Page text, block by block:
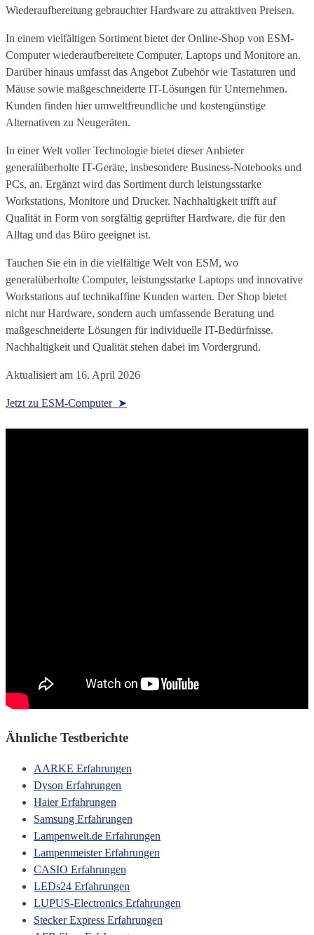
Wiederaufbereitung gebrauchter Hardware zu attraktiven Preisen.
In einem vielfältigen Sortiment bietet der Online-Shop von ESM-
Computer wiederaufbereitete Computer, Laptops und Monitore an.
Darüber hinaus umfasst das Angebot Zubehör wie Tastaturen und
Mäuse sowie maßgeschneiderte IT-Lösungen für Unternehmen.
Kunden finden hier umweltfreundliche und kostengünstige
Alternativen zu Neugeräten.
In einer Welt voller Technologie bietet dieser Anbieter
generalüberholte IT-Geräte, insbesondere Business-Notebooks und
PCs, an. Ergänzt wird das Sortiment durch leistungsstarke
Workstations, Monitore und Drucker. Nachhaltigkeit trifft auf
Qualität in Form von sorgfältig geprüfter Hardware, die für den
Alltag und das Büro geeignet ist.
Tauchen Sie ein in die vielfältige Welt von ESM, wo
generalüberholte Computer, leistungsstarke Laptops und innovative
Workstations auf technikaffine Kunden warten. Der Shop bietet
nicht nur Hardware, sondern auch umfassende Beratung und
maßgeschneiderte Lösungen für individuelle IT-Bedürfnisse.
Nachhaltigkeit und Qualität stehen dabei im Vordergrund.
Aktualisiert am 16. April 2026
Jetzt zu ESM-Computer ➤
Ähnliche Testberichte
AARKE Erfahrungen
Dyson Erfahrungen
Haier Erfahrungen
Samsung Erfahrungen
Lampenwelt.de Erfahrungen
Lampenmeister Erfahrungen
CASIO Erfahrungen
LEDs24 Erfahrungen
LUPUS-Electronics Erfahrungen
Stecker Express Erfahrungen